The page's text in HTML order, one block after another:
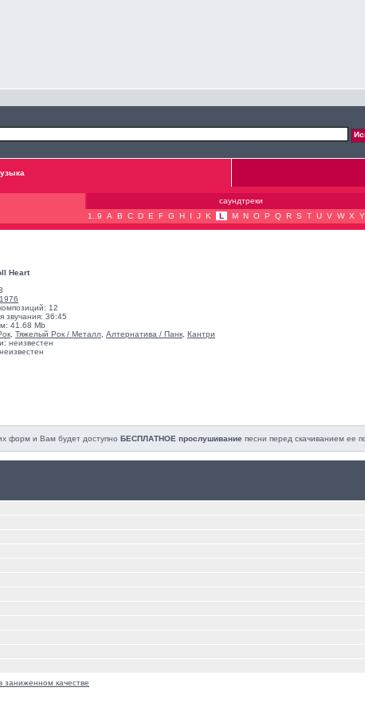
саундтреки
1..9
A B C D E F G H I J K L M N O P Q R S T U V W X Y
Heart
1976
12
звучания: 36:45
41.68 Mb
Тяжелый Рок / Металл Алтернатива / Панк Кантри
неизвестен
форм и Вам будет доступно БЕСПЛАТНОЕ прослушивание песни перед cкачиванием ее
заниженном качестве